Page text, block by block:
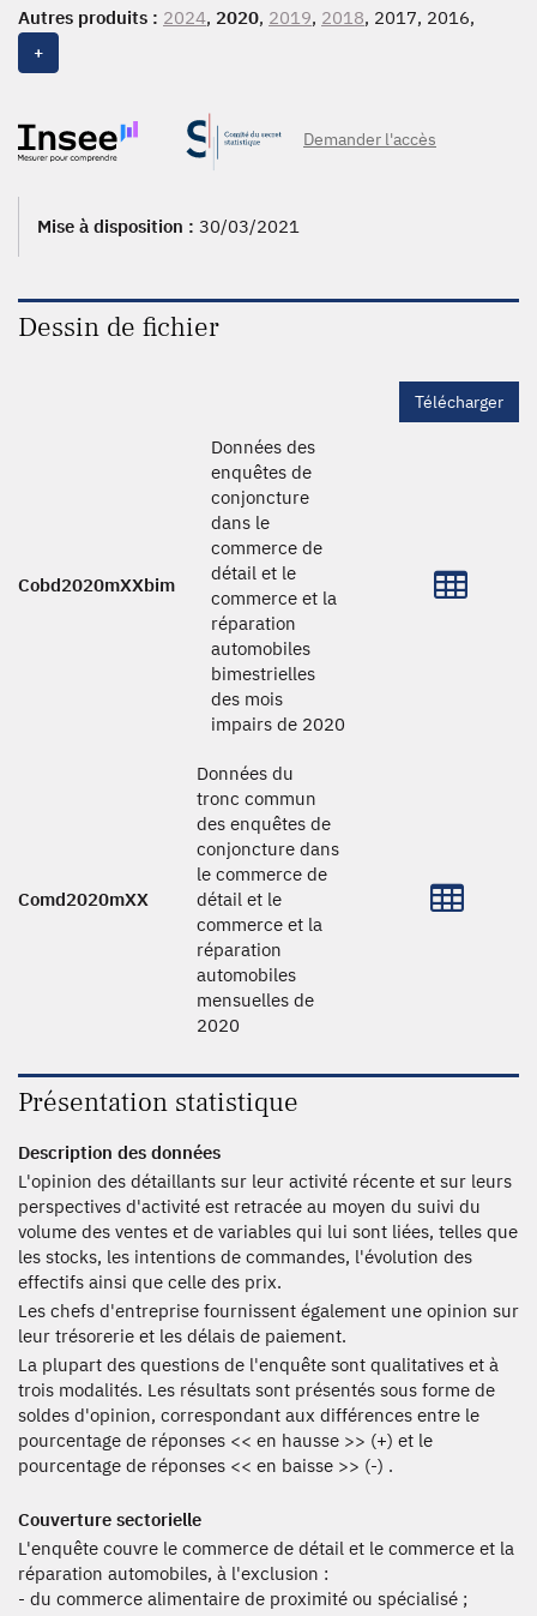
Autres produits : 2024, 2020, 2019, 2018, 2017, 2016,
2015
+
Demander l'accès
Mise à disposition : 30/03/2021
Dessin de fichier
Télécharger
Cobd2020mXXbim
Données des
enquêtes de
conjoncture
dans le
commerce de
détail et le
commerce et la
réparation
automobiles
bimestrielles
des mois
impairs de 2020
Comd2020mXX
Données du
tronc commun
des enquêtes de
conjoncture dans
le commerce de
détail et le
commerce et la
réparation
automobiles
mensuelles de
2020
Présentation statistique
Description des données
L'opinion des détaillants sur leur activité récente et sur leurs
perspectives d'activité est retracée au moyen du suivi du
volume des ventes et de variables qui lui sont liées, telles que
les stocks, les intentions de commandes, l'évolution des
effectifs ainsi que celle des prix.
Les chefs d'entreprise fournissent également une opinion sur
leur trésorerie et les délais de paiement.
La plupart des questions de l'enquête sont qualitatives et à
trois modalités. Les résultats sont présentés sous forme de
soldes d'opinion, correspondant aux différences entre le
pourcentage de réponses << en hausse >> (+) et le
pourcentage de réponses << en baisse >> (-) .
Couverture sectorielle
L'enquête couvre le commerce de détail et le commerce et la
réparation automobiles, à l'exclusion :
- du commerce alimentaire de proximité ou spécialisé ;